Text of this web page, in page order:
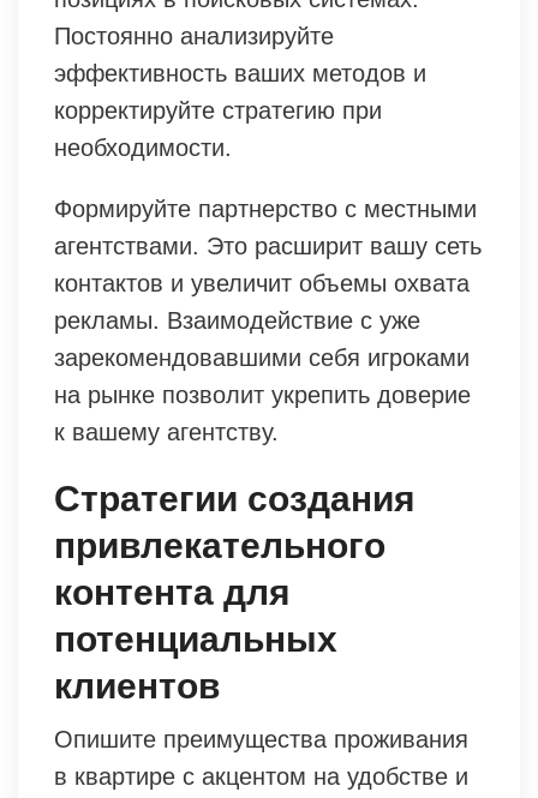
Постоянно анализируйте
эффективность ваших методов и
корректируйте стратегию при
необходимости.
Формируйте партнерство с местными
агентствами. Это расширит вашу сеть
контактов и увеличит объемы охвата
рекламы. Взаимодействие с уже
зарекомендовавшими себя игроками
на рынке позволит укрепить доверие
к вашему агентству.
Стратегии создания
привлекательного
контента для
потенциальных
клиентов
Опишите преимущества проживания
в квартире с акцентом на удобстве и